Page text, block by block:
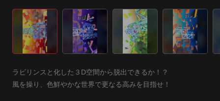
ラビリンスと化した３D空間から脱出できるか！？
風を操り、色鮮やかな世界で更なる高みを目指せ！